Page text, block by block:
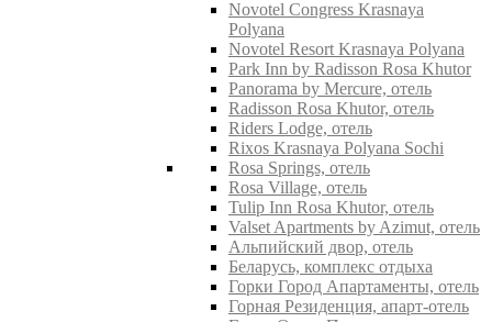
Novotel Congress Krasnaya
Polyana
Novotel Resort Krasnaya Polyana
Park Inn by Radisson Rosa Khutor
Panorama by Mercure, отель
Radisson Rosa Khutor, отель
Riders Lodge, отель
Rixos Krasnaya Polyana Sochi
Rosa Springs, отель
Rosa Village, отель
Tulip Inn Rosa Khutor, отель
Valset Apartments by Azimut, отель
Альпийский двор, отель
Беларусь, комплекс отдыха
Горки Город Апартаменты, отель
Горная Резиденция, апарт-отель